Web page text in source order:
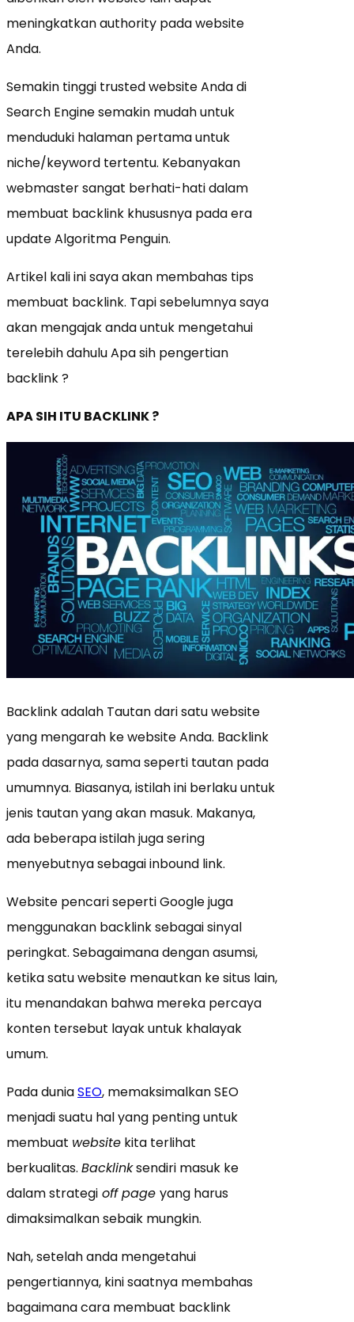
meningkatkan authority pada website
Anda.
Semakin tinggi trusted website Anda di
Search Engine semakin mudah untuk
menduduki halaman pertama untuk
niche/keyword tertentu. Kebanyakan
webmaster sangat berhati-hati dalam
membuat backlink khususnya pada era
update Algoritma Penguin.
Artikel kali ini saya akan membahas tips
membuat backlink. Tapi sebelumnya saya
akan mengajak anda untuk mengetahui
terelebih dahulu Apa sih pengertian
backlink ?
APA SIH ITU BACKLINK ?
Backlink adalah Tautan dari satu website
yang mengarah ke website Anda. Backlink
pada dasarnya, sama seperti tautan pada
umumnya. Biasanya, istilah ini berlaku untuk
jenis tautan yang akan masuk. Makanya,
ada beberapa istilah juga sering
menyebutnya sebagai inbound link.
Website pencari seperti Google juga
menggunakan backlink sebagai sinyal
peringkat. Sebagaimana dengan asumsi,
ketika satu website menautkan ke situs lain,
itu menandakan bahwa mereka percaya
konten tersebut layak untuk khalayak
umum.
Pada duniaSEO, memaksimalkan SEO
menjadi suatu hal yang penting untuk
membuat website kita terlihat
berkualitas. Backlinksendiri masuk ke
dalam strategi off page yang harus
dimaksimalkan sebaik mungkin.
Nah, setelah anda mengetahui
pengertiannya, kini saatnya membahas
bagaimana cara membuat backlink